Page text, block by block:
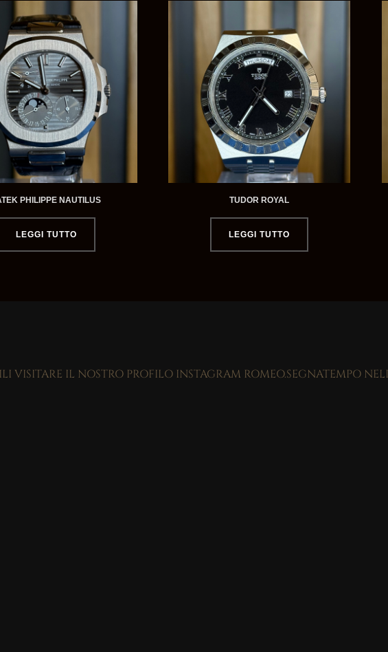
PHILIPPE NAUTILUS
LEGGI TUTTO
TUDOR ROYAL
LEGGI TUTTO
VISITARE IL NOSTRO PROFILO INSTAGRAM ROMEO.SEGNATEMPO